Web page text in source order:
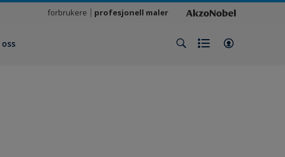
forbrukere profesjonell maler